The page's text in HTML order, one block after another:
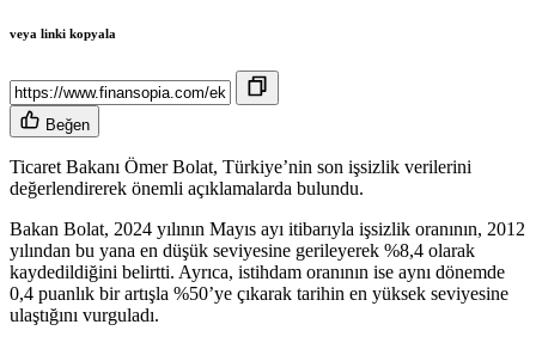
veya linki kopyala
Beğen
Ticaret Bakanı Ömer Bolat, Türkiye’nin son işsizlik verilerini
değerlendirerek önemli açıklamalarda bulundu.
Bakan Bolat, 2024 yılının Mayıs ayı itibarıyla işsizlik oranının, 2012
yılından bu yana en düşük seviyesine gerileyerek %8,4 olarak
kaydedildiğini belirtti. Ayrıca, istihdam oranının ise aynı dönemde
0,4 puanlık bir artışla %50’ye çıkarak tarihin en yüksek seviyesine
ulaştığını vurguladı.